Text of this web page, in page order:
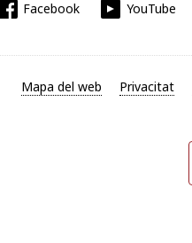
Facebook YouTube
Mapa del web Privacitat